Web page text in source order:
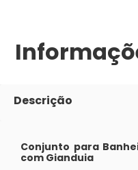
Descrição
Conjunto para
com Gianduia